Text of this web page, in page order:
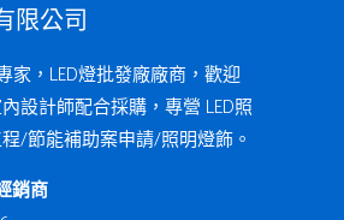
限公司
家，LED燈批發廠廠商，歡迎
設計師配合採購，專營 LED照
/節能補助案申請/照明燈飾。
銷商